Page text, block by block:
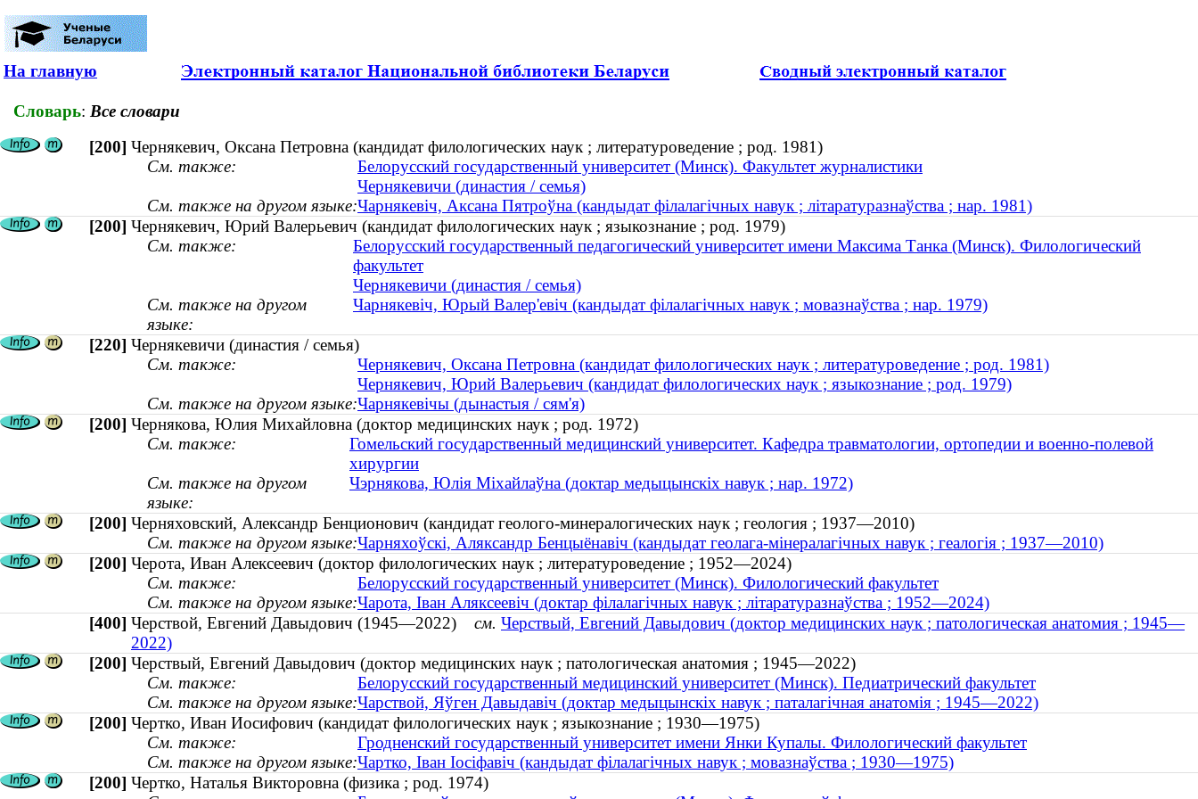
На главную
Словарь: Все словари
[200] Чернякевич, Оксана Петровна (кандидат филологических наук ; литературоведение ; род. 1981)
См. также:
Белорусский государственный университет (Минск). Факультет журналистики
Чернякевичи (династия / семья)
См. также на другом языке:Чарнякевіч, Аксана Пятроўна (кандыдат філалагічных навук ; літаратуразнаўства ; нар. 1981)
[200] Чернякевич, Юрий Валерьевич (кандидат филологических наук ; языкознание ; род. 1979)
См. также:
Белорусский государственный педагогический университет имени Максима Танка (Минск). Филологический
факультет
Чернякевичи (династия / семья)
См. также на другом
языке:
Чарнякевіч, Юрый Валер'евіч (кандыдат філалагічных навук ; мовазнаўства ; нар. 1979)
[220] Чернякевичи (династия / семья)
См. также:
Чернякевич, Оксана Петровна (кандидат филологических наук ; литературоведение ; род. 1981)
Чернякевич, Юрий Валерьевич (кандидат филологических наук ; языкознание ; род. 1979)
См. также на другом языке:Чарнякевічы (дынастыя / сям'я)
[200] Чернякова, Юлия Михайловна (доктор медицинских наук ; род. 1972)
См. также:
Гомельский государственный медицинский университет. Кафедра травматологии, ортопедии и военно-полевой
хирургии
См. также на другом
языке:
Чэрнякова, Юлія Міхайлаўна (доктар медыцынскіх навук ; нар. 1972)
[200] Черняховский, Александр Бенционович (кандидат геолого-минералогических наук ; геология ; 1937—2010)
См. также на другом языке:Чарняхоўскі, Аляксандр Бенцыёнавіч (кандыдат геолага-мінералагічных навук ; геалогія ; 1937—2010)
[200] Черота, Иван Алексеевич (доктор филологических наук ; литературоведение ; 1952—2024)
См. также:
Белорусский государственный университет (Минск). Филологический факультет
См. также на другом языке:Чарота, Іван Аляксеевіч (доктар філалагічных навук ; літаратуразнаўства ; 1952—2024)
[400] Черствой, Евгений Давыдович (1945—2022) см. Черствый, Евгений Давыдович (доктор медицинских наук ; патологическая анатомия ; 1945—
2022)
[200] Черствый, Евгений Давыдович (доктор медицинских наук ; патологическая анатомия ; 1945—2022)
См. также:
Белорусский государственный медицинский университет (Минск). Педиатрический факультет
См. также на другом языке:Чарствой, Яўген Давыдавіч (доктар медыцынскіх навук ; паталагічная анатомія ; 1945—2022)
[200] Чертко, Иван Иосифович (кандидат филологических наук ; языкознание ; 1930—1975)
См. также:
Гродненский государственный университет имени Янки Купалы. Филологический факультет
См. также на другом языке:Чартко, Іван Іосіфавіч (кандыдат філалагічных навук ; мовазнаўства ; 1930—1975)
[200] Чертко, Наталья Викторовна (физика ; род. 1974)